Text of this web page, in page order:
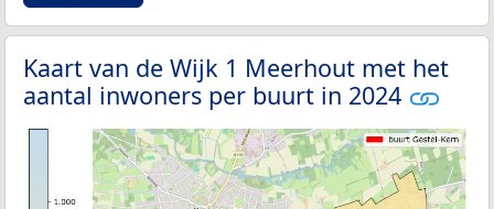
Kaart van de Wijk 1 Meerhout met het
aantal inwoners per buurt in 2024